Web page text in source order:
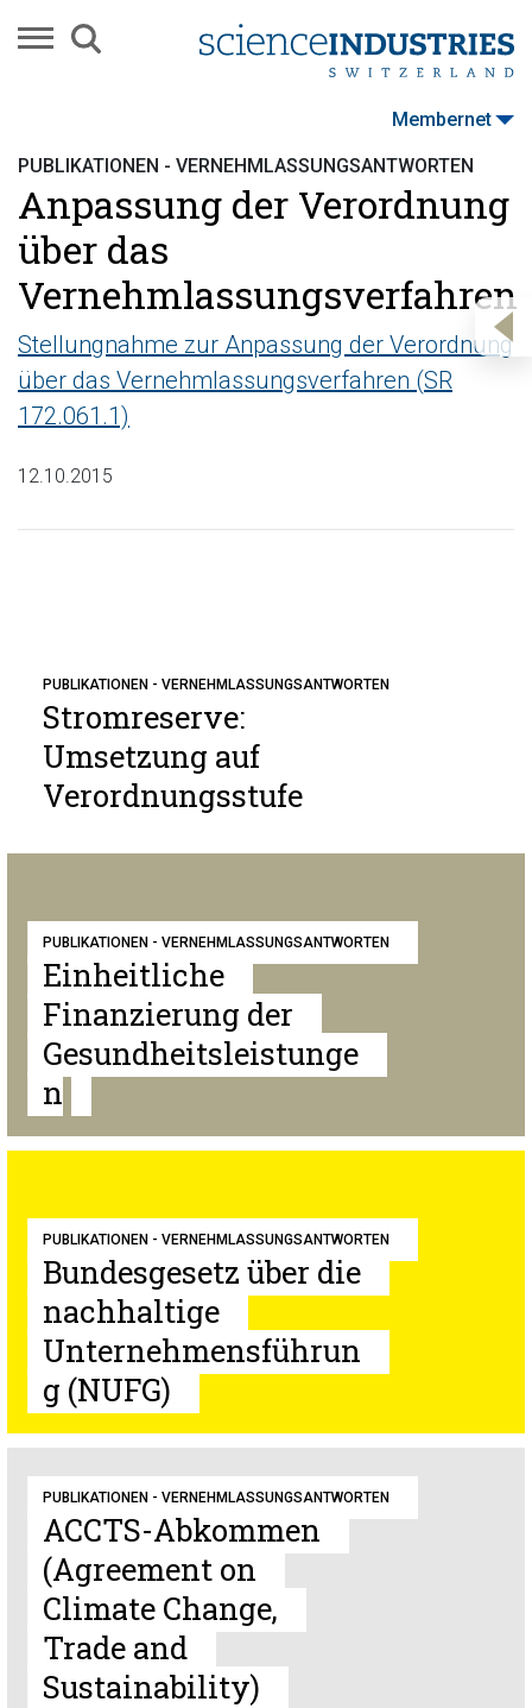
Membernet
PUBLIKATIONEN - VERNEHMLASSUNGSANTWORTEN
Anpassung der Verordnung
über das
Vernehmlassungsverfahren
Stellungnahme zur Anpassung der Verordnung
über das Vernehmlassungsverfahren (SR
172.061.1)
12.10.2015
PUBLIKATIONEN - VERNEHMLASSUNGSANTWORTEN
Stromreserve:
Umsetzung auf
Verordnungsstufe
PUBLIKATIONEN - VERNEHMLASSUNGSANTWORTEN
Einheitliche
Finanzierung der
Gesundheitsleistunge
n
PUBLIKATIONEN - VERNEHMLASSUNGSANTWORTEN
Bundesgesetz über die
nachhaltige
Unternehmensführun
g (NUFG)
PUBLIKATIONEN - VERNEHMLASSUNGSANTWORTEN
ACCTS-Abkommen
(Agreement on
Climate Change,
Trade and
Sustainability)